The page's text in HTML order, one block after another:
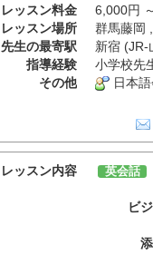
レッスン料金
6,000円
レッスン場所
群馬藤岡
先生の最寄駅
新宿
指導経験
小学校先
その他
日本語
レッスン内容 英会話
ビ